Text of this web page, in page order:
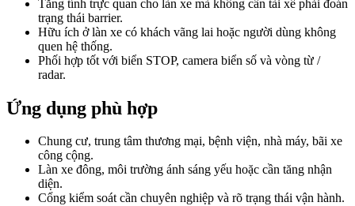
Tăng tính trực quan cho làn xe mà không cần tài xế phải đoán
trạng thái barrier.
Hữu ích ở làn xe có khách vãng lai hoặc người dùng không
quen hệ thống.
Phối hợp tốt với biển STOP, camera biển số và vòng từ /
radar.
Ứng dụng phù hợp
Chung cư, trung tâm thương mại, bệnh viện, nhà máy, bãi xe
công cộng.
Làn xe đông, môi trường ánh sáng yếu hoặc cần tăng nhận
diện.
Cổng kiểm soát cần chuyên nghiệp và rõ trạng thái vận hành.